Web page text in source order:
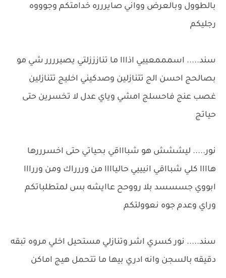
بالطوول وبالعرض وواني صايررره خدامتكم وجوووه
رجليكم
سند..... اسمممعييي اذااا ما تنازززلتي يصيرررر شي مو
بصالحج احسن الج تتنازلين وصدكيني اخليج تتنازلين
غصب عنج فاحسلج امشي وياي عدل لا تخسرين حتى
حياتج
نور..... ليششش هو شباااقي بحياتي حتى اخسرررها
هاااا كلي شبااقي انيييي حالياااا من وررراك ومن وررااا
ابووي جسسسد بلا رووحح عاايشه بس لمتطلباتكم
وراي وعدم جوه نعوولتكم
سند..... نور كسري اشر وتنازلي مستحيل اخلي مروه تبقه
دقيقه بالسجن وانه ادري بيها ما تتحمل هيج اماكن